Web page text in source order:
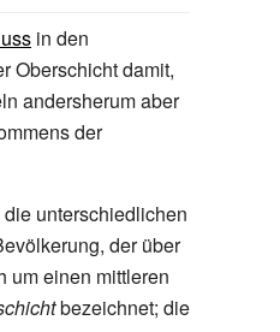
in den
Oberschicht damit,
andersherum aber
der
unterschiedlichen
der über
um einen mittleren
bezeichnet; die